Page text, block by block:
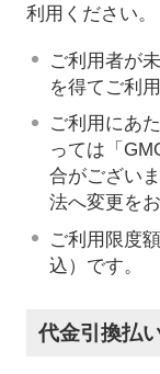
利用ください。
ご利用者が
を得てご利
ご利用にあ
っては「
合がござい
法へ変更を
ご利用限度
込）です。
代金引換払